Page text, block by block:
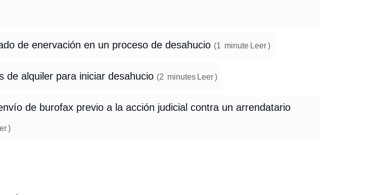
de enervación en un proceso de desahucio (1 minute Leer )
de alquiler para iniciar desahucio (2 minutes Leer )
de burofax previo a la acción judicial contra un arrendatario
)